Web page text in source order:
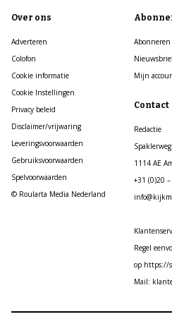
Over ons
Adverteren
Colofon
Cookie informatie
Cookie Instellingen
Privacy beleid
Disclaimer/vrijwaring
Leveringsvoorwaarden
Gebruiksvoorwaarden
Spelvoorwaarden
© Roularta Media Nederland
Abonneren
Mijn
Contact
Redactie
1114 AE
+31 (0)20
Regel
op https://
Mail: